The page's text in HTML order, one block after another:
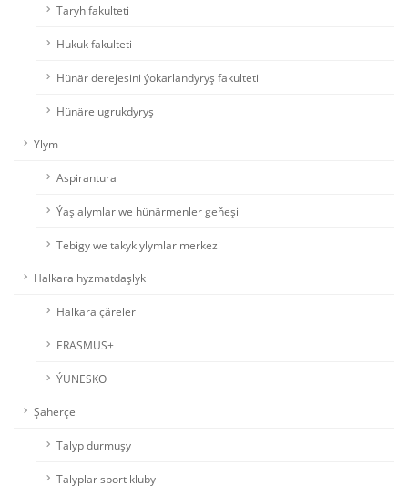
Taryh fakulteti
Hukuk fakulteti
Hünär derejesini ýokarlandyryş fakulteti
Hünäre ugrukdyryş
Ylym
Aspirantura
Ýaş alymlar we hünärmenler geňeşi
Tebigy we takyk ylymlar merkezi
Halkara hyzmatdaşlyk
Halkara çäreler
ERASMUS+
ÝUNESKO
Şäherçe
Talyp durmuşy
Talyplar sport kluby